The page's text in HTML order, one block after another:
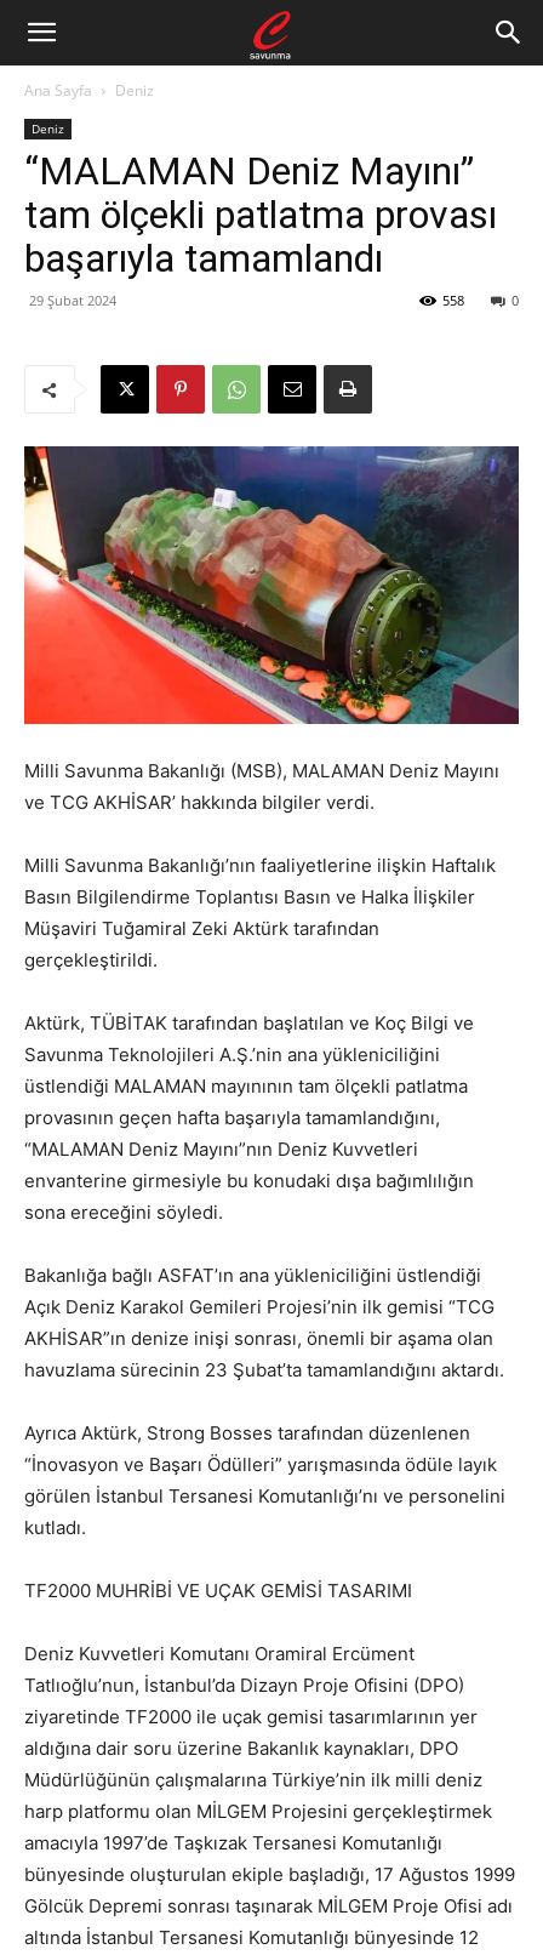
Ana Sayfa Deniz
Deniz
“MALAMAN Deniz Mayını”
tam ölçekli patlatma provası
başarıyla tamamlandı
29 Şubat 2024 0
558
Milli Savunma Bakanlığı (MSB), MALAMAN Deniz Mayını
ve TCG AKHİSAR’ hakkında bilgiler verdi.
Milli Savunma Bakanlığı’nın faaliyetlerine ilişkin Haftalık
Basın Bilgilendirme Toplantısı Basın ve Halka İlişkiler
Müşaviri Tuğamiral Zeki Aktürk tarafından
gerçekleştirildi.
Aktürk, TÜBİTAK tarafından başlatılan ve Koç Bilgi ve
Savunma Teknolojileri A.Ş.’nin ana yükleniciliğini
üstlendiği MALAMAN mayınının tam ölçekli patlatma
provasının geçen hafta başarıyla tamamlandığını,
“MALAMAN Deniz Mayını”nın Deniz Kuvvetleri
envanterine girmesiyle bu konudaki dışa bağımlılığın
sona ereceğini söyledi.
Bakanlığa bağlı ASFAT’ın ana yükleniciliğini üstlendiği
Açık Deniz Karakol Gemileri Projesi’nin ilk gemisi “TCG
AKHİSAR”ın denize inişi sonrası, önemli bir aşama olan
havuzlama sürecinin 23 Şubat’ta tamamlandığını aktardı.
Ayrıca Aktürk, Strong Bosses tarafından düzenlenen
“İnovasyon ve Başarı Ödülleri” yarışmasında ödüle layık
görülen İstanbul Tersanesi Komutanlığı’nı ve personelini
kutladı.
TF2000 MUHRİBİ VE UÇAK GEMİSİ TASARIMI
Deniz Kuvvetleri Komutanı Oramiral Ercüment
Tatlıoğlu’nun, İstanbul’da Dizayn Proje Ofisini (DPO)
ziyaretinde TF2000 ile uçak gemisi tasarımlarının yer
aldığına dair soru üzerine Bakanlık kaynakları, DPO
Müdürlüğünün çalışmalarına Türkiye’nin ilk milli deniz
harp platformu olan MİLGEM Projesini gerçekleştirmek
amacıyla 1997’de Taşkızak Tersanesi Komutanlığı
bünyesinde oluşturulan ekiple başladığı, 17 Ağustos 1999
Gölcük Depremi sonrası taşınarak MİLGEM Proje Ofisi adı
altında İstanbul Tersanesi Komutanlığı bünyesinde 12